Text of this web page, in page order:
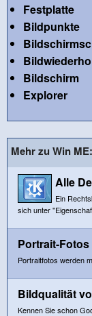
Festplatte
Bildpunkte
Bildschirm
Explorer
Mehr zu Win
Alle
Ein
sich unter
Portrait-Fotos
Portraitfotos werden
Bildqualität
Kennen Sie schon